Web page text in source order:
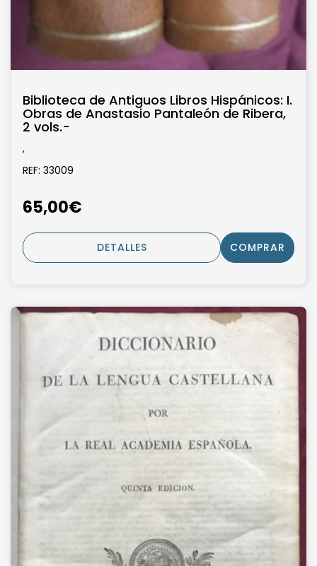
Biblioteca de Antiguos Libros Hispánicos: I.
Obras de Anastasio Pantaleón de Ribera,
2 vols.-
,
REF: 33009
65,00€
DETALLES COMPRAR